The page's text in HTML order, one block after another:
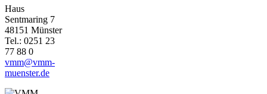
Haus
Sentmaring 7
48151 Münster
Tel.: 0251 23
77 88 0
vmm@vmm-
muenster.de